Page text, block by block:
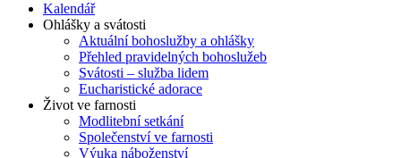
Kalendář
Ohlášky a svátosti
Aktuální bohoslužby a ohlášky
Přehled pravidelných bohoslužeb
Svátosti – služba lidem
Eucharistické adorace
Život ve farnosti
Modlitební setkání
Společenství ve farnosti
Výuka náboženství